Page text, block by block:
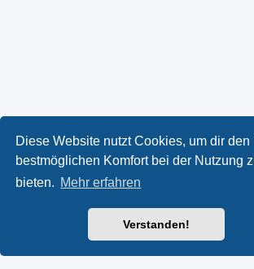
Diese Website nutzt Cookies, um dir den
bestmöglichen Komfort bei der Nutzung
bieten. Mehr erfahren
Verstanden!